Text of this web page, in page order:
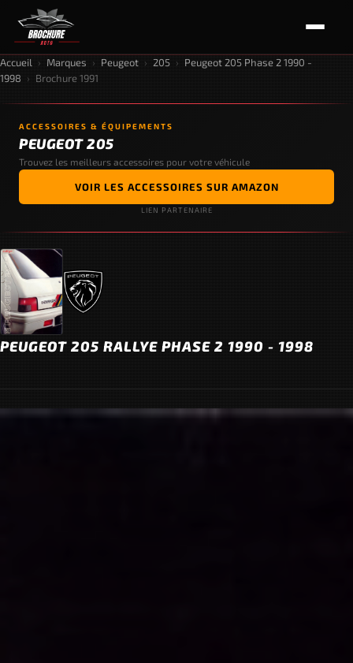
Accueil › Marques › Peugeot › 205 › Peugeot 205 Phase 2 1990 -
1998 › Brochure 1991
ACCESSOIRES & ÉQUIPEMENTS
PEUGEOT 205
Trouvez les meilleurs accessoires pour votre véhicule
VOIR LES ACCESSOIRES SUR AMAZON
LIEN PARTENAIRE
PEUGEOT 205 RALLYE PHASE 2 1990 - 1998